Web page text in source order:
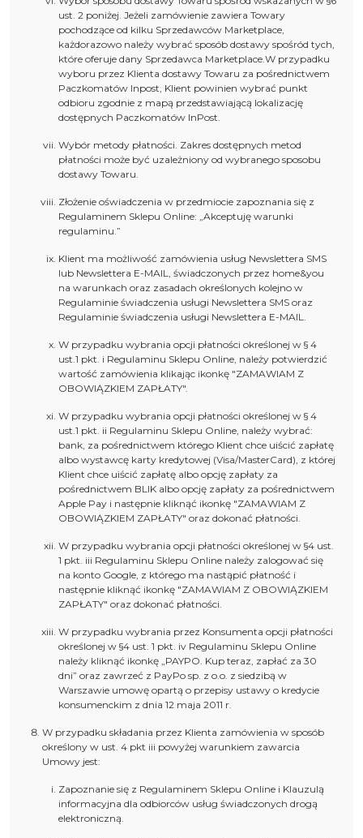
ust. 2 poniżej. Jeżeli zamówienie zawiera Towary
pochodzące od kilku Sprzedawców Marketplace,
każdorazowo należy wybrać sposób dostawy spośród tych,
które oferuje dany Sprzedawca Marketplace.W przypadku
wyboru przez Klienta dostawy Towaru za pośrednictwem
Paczkomatów Inpost, Klient powinien wybrać punkt
odbioru zgodnie z mapą przedstawiającą lokalizację
dostępnych Paczkomatów InPost.
Wybór metody płatności. Zakres dostępnych metod
płatności może być uzależniony od wybranego sposobu
dostawy Towaru.
Złożenie oświadczenia w przedmiocie zapoznania się z
Regulaminem Sklepu Online: „Akceptuję warunki
regulaminu.”
Klient ma możliwość zamówienia usług Newslettera SMS
lub Newslettera E-MAIL, świadczonych przez home&you
na warunkach oraz zasadach określonych kolejno w
Regulaminie świadczenia usługi Newslettera SMS oraz
Regulaminie świadczenia usługi Newslettera E-MAIL.
W przypadku wybrania opcji płatności określonej w § 4
ust.1 pkt. i Regulaminu Sklepu Online, należy potwierdzić
wartość zamówienia klikając ikonkę "ZAMAWIAM Z
OBOWIĄZKIEM ZAPŁATY".
W przypadku wybrania opcji płatności określonej w § 4
ust.1 pkt. ii Regulaminu Sklepu Online, należy wybrać:
bank, za pośrednictwem którego Klient chce uiścić zapłatę
albo wystawcę karty kredytowej (Visa/MasterCard), z której
Klient chce uiścić zapłatę albo opcję zapłaty za
pośrednictwem BLIK albo opcję zapłaty za pośrednictwem
Apple Pay i następnie kliknąć ikonkę "ZAMAWIAM Z
OBOWIĄZKIEM ZAPŁATY" oraz dokonać płatności.
W przypadku wybrania opcji płatności określonej w §4 ust.
1 pkt. iii Regulaminu Sklepu Online należy zalogować się
na konto Google, z którego ma nastąpić płatność i
następnie kliknąć ikonkę "ZAMAWIAM Z OBOWIĄZKIEM
ZAPŁATY" oraz dokonać płatności.
W przypadku wybrania przez Konsumenta opcji płatności
określonej w §4 ust. 1 pkt. iv Regulaminu Sklepu Online
należy kliknąć ikonkę „PAYPO. Kup teraz, zapłać za 30
dni” oraz zawrzeć z PayPo sp. z o.o. z siedzibą w
Warszawie umowę opartą o przepisy ustawy o kredycie
konsumenckim z dnia 12 maja 2011 r.
W przypadku składania przez Klienta zamówienia w sposób
określony w ust. 4 pkt iii powyżej warunkiem zawarcia
Umowy jest:
Zapoznanie się z Regulaminem Sklepu Online i Klauzulą
informacyjna dla odbiorców usług świadczonych drogą
elektroniczną.